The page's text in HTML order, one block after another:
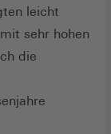
leicht
sehr hohen
die